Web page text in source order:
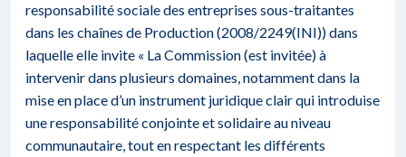
responsabilité sociale des entreprises sous-traitantes
dans les chaînes de Production (2008/2249(INI)) dans
laquelle elle invite « La Commission (est invitée) à
intervenir dans plusieurs domaines, notamment dans la
mise en place d’un instrument juridique clair qui introduise
une responsabilité conjointe et solidaire au niveau
communautaire, tout en respectant les différents